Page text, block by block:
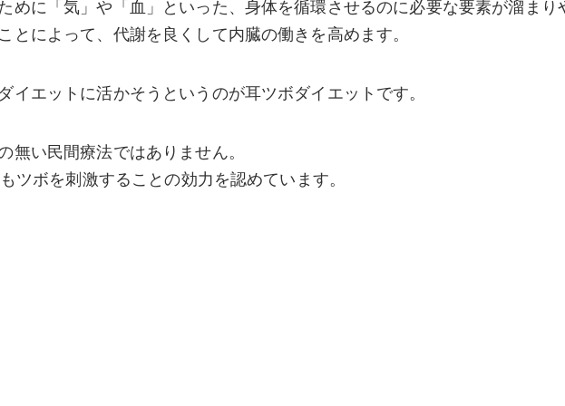
めに「気」や「血」といった、身体を循環させるのに必要な要素が溜まり
とによって、代謝を良くして内臓の働きを高めます。
イエットに活かそうというのが耳ツボダイエットです。
無い民間療法ではありません。
ツボを刺激することの効力を認めています。